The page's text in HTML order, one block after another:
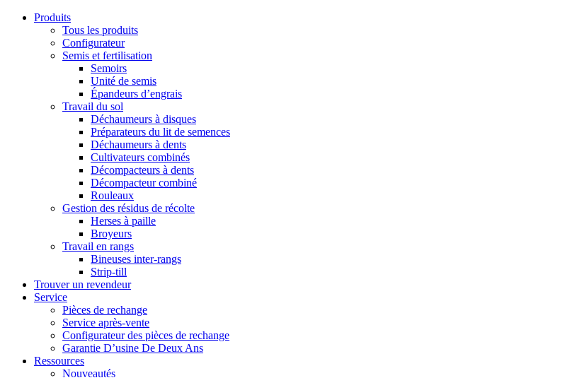
Produits
Tous les produits
Configurateur
Semis et fertilisation
Semoirs
Unité de semis
Épandeurs d’engrais
Travail du sol
Déchaumeurs à disques
Préparateurs du lit de semences
Déchaumeurs à dents
Cultivateurs combinés
Décompacteurs à dents
Décompacteur combiné
Rouleaux
Gestion des résidus de récolte
Herses à paille
Broyeurs
Travail en rangs
Bineuses inter-rangs
Strip-till
Trouver un revendeur
Service
Pièces de rechange
Service après-vente
Configurateur des pièces de rechange
Garantie D’usine De Deux Ans
Ressources
Nouveautés